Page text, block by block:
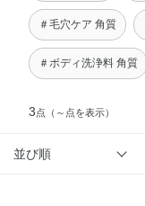
＃毛穴ケア 角質
＃ボディ洗浄料 角質
3点 （～点を表示）
並び順